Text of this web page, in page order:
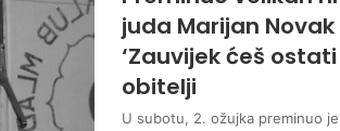
juda Marijan Novak
‘Zauvijek ćeš
obitelji
U subotu, 2. ožujka preminuo